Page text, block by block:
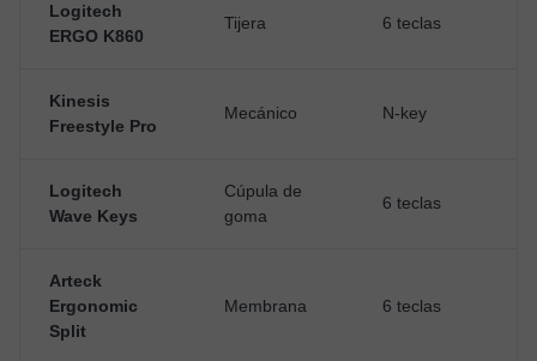
Logitech
ERGO K860
Tijera 6 teclas
Kinesis
Freestyle Pro
Mecánico N-key
Logitech
Wave Keys
Cúpula de
goma
6 teclas
Arteck
Ergonomic
Split
Membrana 6 teclas